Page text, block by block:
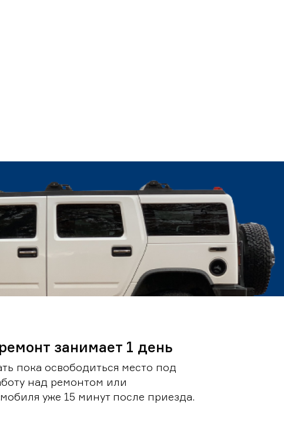
занимает 1 день
пока освободиться место под
над ремонтом или
уже 15 минут после приезда.